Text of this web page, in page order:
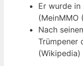
Er wurde
(MeinMMO
Nach
Trümpener
(Wikipedia)